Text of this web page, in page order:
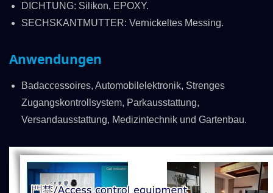
DICHTUNG: Silikon, EPOXY.
SECHSKANTMUTTER: Vernickeltes Messing.
Anwendungen
Badaccessoires, Automobilelektronik, Strenges
Zugangskontrollsystem, Parkausstattung,
Versandausstattung, Medizintechnik und Gartenbau.